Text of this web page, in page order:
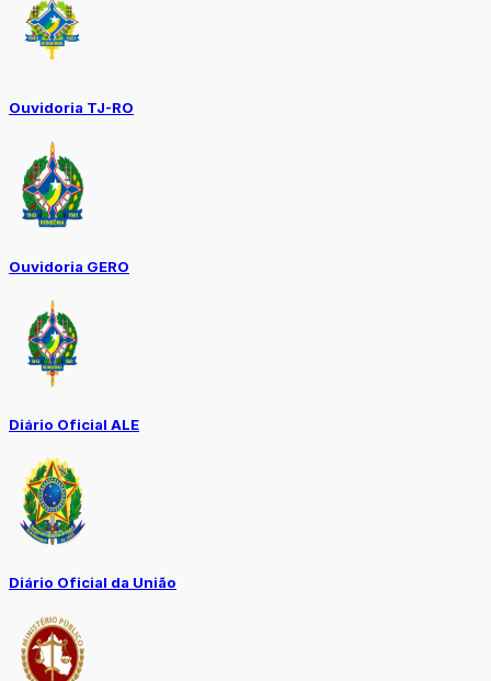
Ouvidoria TJ-RO
Ouvidoria GERO
Diário Oficial ALE
Diário Oficial da União